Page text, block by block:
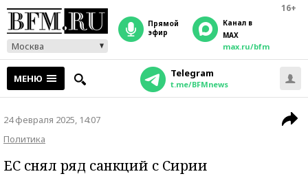
16+
Москва
прямой
эфир
Канал в
MAX
max.ru/bfm
МЕНЮ Telegram
t.me/BFMnews
24 февраля 2025, 14:07
Политика
ЕС снял ряд санкций с Сирии